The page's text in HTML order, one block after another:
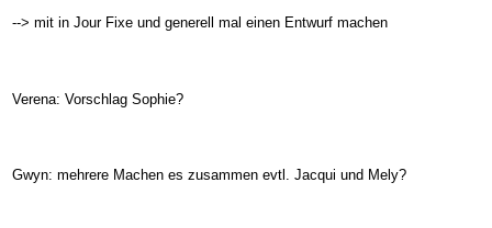
--> mit in Jour Fixe und generell mal einen Entwurf machen
Verena: Vorschlag Sophie?
Gwyn: mehrere Machen es zusammen evtl. Jacqui und Mely?